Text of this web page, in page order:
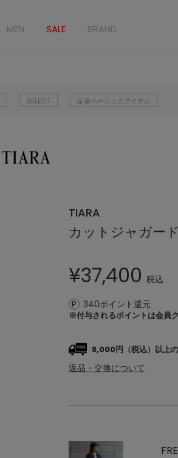
MEN SALE BRAND
SELECT 定番ベーシックアイテム
TIARA
カットジャガー
¥37,400 税込
340ポイント還元
※付与されるポイントは会員
8,000円（税込）以上
返品・交換について